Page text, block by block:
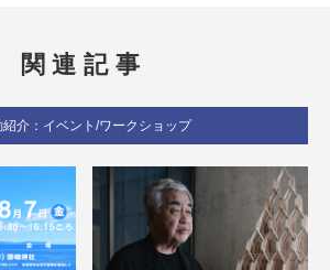
関連記事
紹介：イベント/ワークショップ